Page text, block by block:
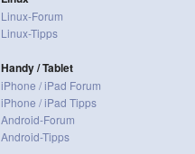
Linux-Forum
Linux-Tipps
Handy / Tablet
iPhone / iPad Forum
iPhone / iPad Tipps
Android-Forum
Android-Tipps